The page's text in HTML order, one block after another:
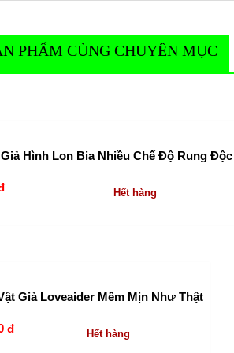
PHẨM CÙNG CHUYÊN MỤC
Hình Lon Bia Nhiều Chế Độ Rung
Hết hàng
Giả Loveaider Mềm Mịn Như Thật
đ Hết hàng